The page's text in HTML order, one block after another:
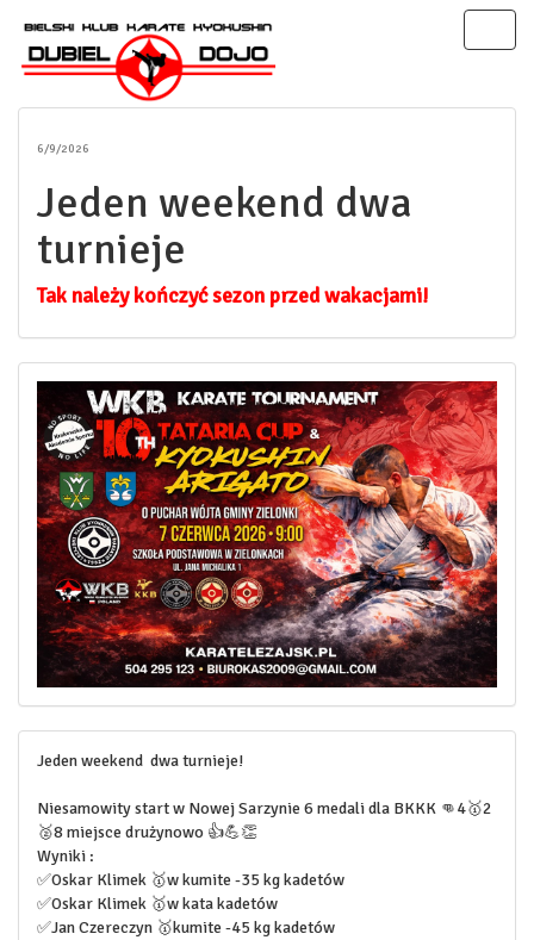
6/9/2026
Jeden weekend dwa
turnieje
Tak należy kończyć sezon przed wakacjami!
Jeden weekend dwa turnieje!
Niesamowity start w Nowej Sarzynie 6 medali dla BKKK 👊4🥇2
🥈8 miejsce drużynowo 👍💪👏
Wyniki :
✅Oskar Klimek 🥇w kumite -35 kg kadetów
✅Oskar Klimek 🥇w kata kadetów
✅Jan Czereczyn 🥇kumite -45 kg kadetów